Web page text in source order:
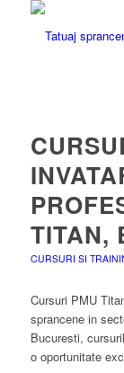
TITAN,
CURSURI SI
Cursuri PMU
sprancene in
Bucuresti,
o oportunitate